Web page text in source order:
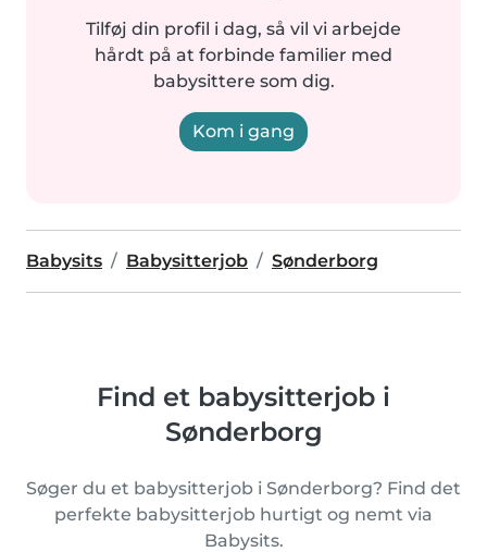
Tilføj din profil i dag, så vil vi arbejde
hårdt på at forbinde familier med
babysittere som dig.
Kom i gang
Babysits Babysitterjob Sønderborg
Find et babysitterjob i
Sønderborg
Søger du et babysitterjob i Sønderborg? Find det
perfekte babysitterjob hurtigt og nemt via
Babysits.